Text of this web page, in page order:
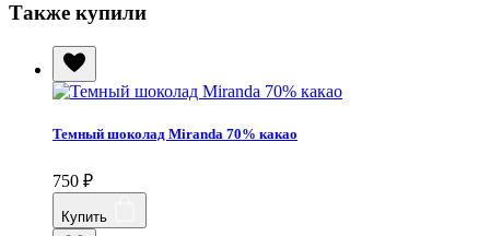
Также купили
Темный шоколад Miranda 70% какао
750 ₽
Купить